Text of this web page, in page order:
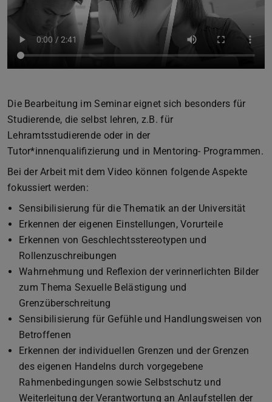
Die Bearbeitung im Seminar eignet sich besonders für
Studierende, die selbst lehren, z.B. für
Lehramtsstudierende oder in der
Tutor*innenqualifizierung und in Mentoring- Programmen.
Bei der Arbeit mit dem Video können folgende Aspekte
fokussiert werden:
Sensibilisierung für die Thematik an der Universität
Erkennen der eigenen Einstellungen, Vorurteile
Erkennen von Geschlechtsstereotypen und
Rollenzuschreibungen
Wahrnehmung und Reflexion der verinnerlichten Bilder
zum Thema Sexuelle Belästigung und
Grenzüberschreitung
Sensibilisierung für Gefühle und Handlungsweisen von
Betroffenen
Erkennen der individuellen Grenzen und der Grenzen
des eigenen Handelns durch vorgegebene
Rahmenbedingungen sowie Selbstschutz und
Weiterleitung der Verantwortung an Anlaufstellen der